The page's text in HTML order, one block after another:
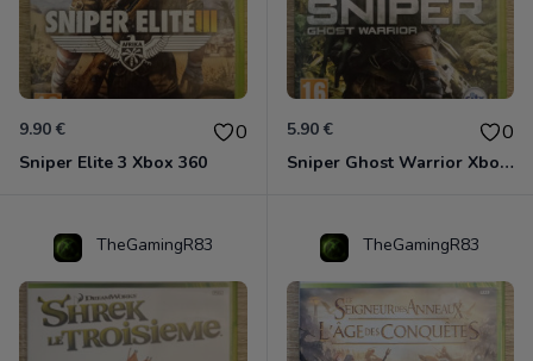
9.90 € 0
Sniper Elite 3 Xbox 360
5.90 € 0
Sniper Ghost Warrior Xbox 360
TheGamingR83 TheGamingR83